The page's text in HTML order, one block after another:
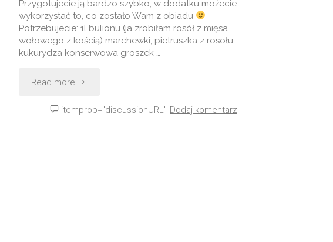
Przygotujecie ją bardzo szybko, w dodatku możecie
wykorzystać to, co zostało Wam z obiadu
Potrzebujecie: 1l bulionu (ja zrobiłam rosół z mięsa
wołowego z kością) marchewki, pietruszka z rosołu
kukurydza konserwowa groszek …
Read more
itemprop="discussionURL" Dodaj komentarz